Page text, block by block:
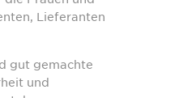
Lieferanten
gut gemachte
und